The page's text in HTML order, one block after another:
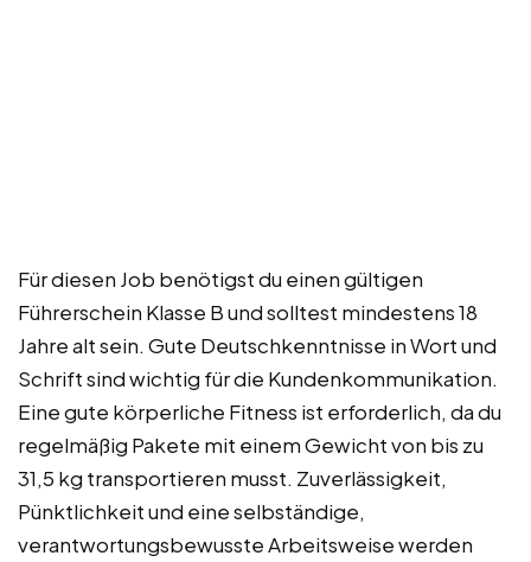
Für diesen Job benötigst du einen gültigen
Führerschein Klasse B und solltest mindestens 18
Jahre alt sein. Gute Deutschkenntnisse in Wort und
Schrift sind wichtig für die Kundenkommunikation.
Eine gute körperliche Fitness ist erforderlich, da du
regelmäßig Pakete mit einem Gewicht von bis zu
31,5 kg transportieren musst. Zuverlässigkeit,
Pünktlichkeit und eine selbständige,
verantwortungsbewusste Arbeitsweise werden